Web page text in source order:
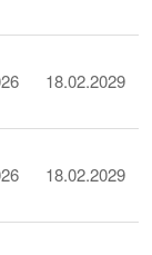
18.02.2029
18.02.2029